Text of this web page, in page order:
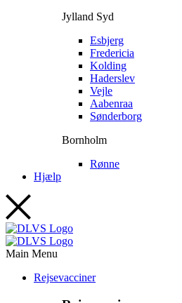
Jylland Syd
Esbjerg
Fredericia
Kolding
Haderslev
Vejle
Aabenraa
Sønderborg
Bornholm
Rønne
Hjælp
Main Menu
Rejsevacciner